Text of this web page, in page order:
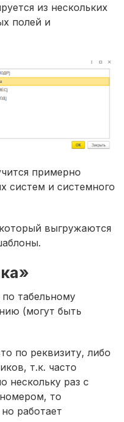
из нескольких
полей и
примерно
систем и системного
который выгружаются
табельному
(могут быть
по реквизиту, либо
т.к. часто
нескольку раз с
то
работает